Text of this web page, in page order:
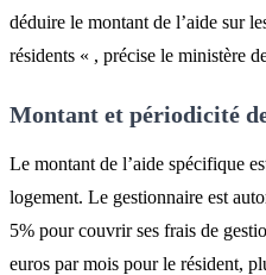
déduire le montant de l’aide sur
résidents « , précise le ministère
Montant et périodicité
Le montant de l’aide spécifique
logement. Le gestionnaire est
5% pour couvrir ses frais de
euros par mois pour le résident,